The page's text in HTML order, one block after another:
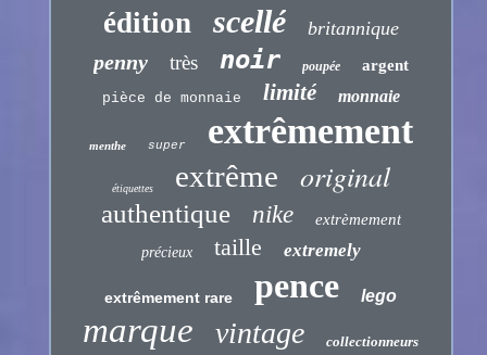
édition scellé britannique
penny très noir poupée argent
pièce de monnaie limité monnaie
menthe super extrêmement
étiquettes extrême original
authentique nike extrèmement
précieux taille extremely
extrêmement rare pence lego
marque vintage collectionneurs